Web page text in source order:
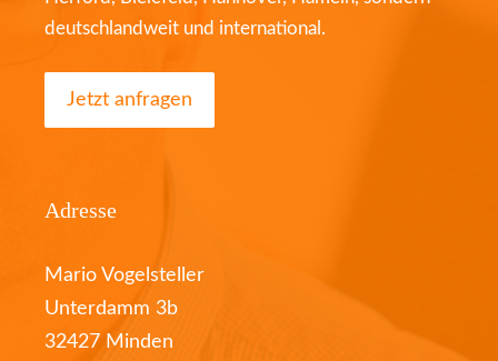
deutschlandweit und international.
Jetzt anfragen
Adresse
Mario Vogelsteller
Unterdamm 3b
32427 Minden